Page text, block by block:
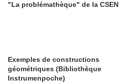
"La problémathèque" de la CSEN
Exemples de constructions
géométriques (Bibliothèque
Instrumenpoche)